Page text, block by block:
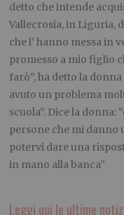
detto che intende
Vallecrosia, in Liguria,
che l’ hanno messa in
promesso a mio figlio
farò”, ha detto la
avuto un problema
scuola”. Dice la donna:
persone che mi danno
potervi dare una
in mano alla banca”
Leggi qui le ultime